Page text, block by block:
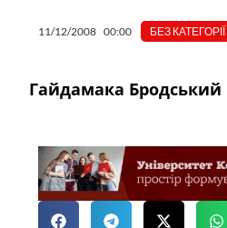
11/12/2008 00:00 БЕЗ КАТЕГОРІЇ
Гайдамака Бродський